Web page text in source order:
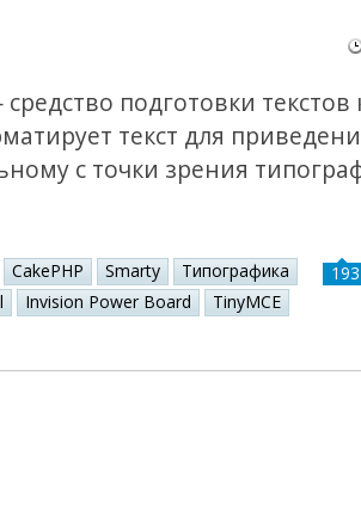
подготовки текстов
текст для
с точки зрения
CakePHP Smarty
Типографика
Invision Power Board
TinyMCE